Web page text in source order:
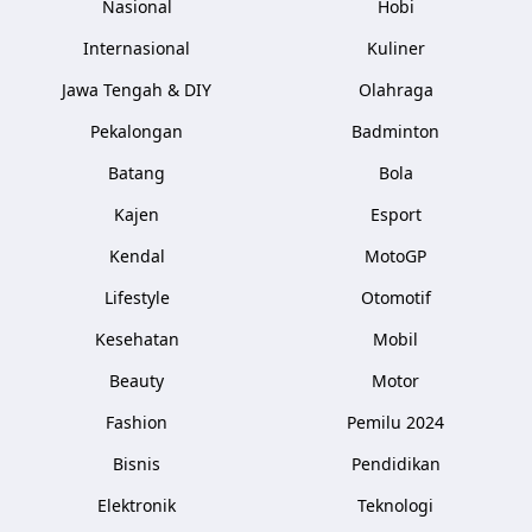
Nasional
Internasional
Jawa Tengah & DIY
Pekalongan
Batang
Kajen
Kendal
Lifestyle
Kesehatan
Beauty
Fashion
Bisnis
Elektronik
Hobi
Kuliner
Olahraga
Badminton
Bola
Esport
MotoGP
Otomotif
Mobil
Motor
Pemilu 2024
Pendidikan
Teknologi